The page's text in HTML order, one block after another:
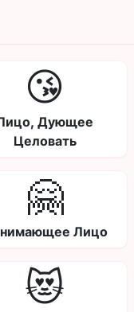
😘
Дующее
Целовать
🤗
Лицо
😻